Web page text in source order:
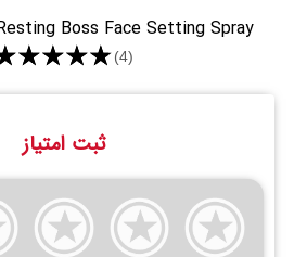
Boss Face Setting Spray
(4)
ثبت امتیاز